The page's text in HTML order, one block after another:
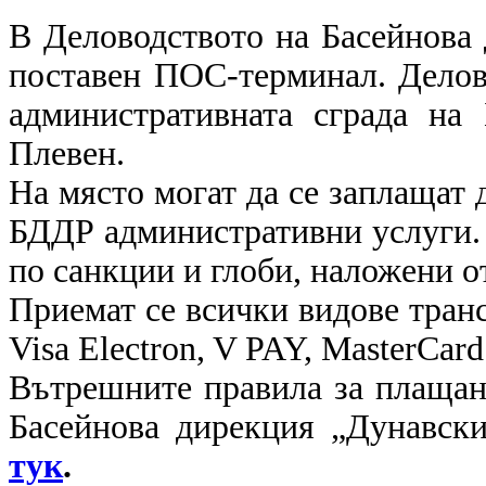
В Деловодството на
поставен ПОС-терминал.
административната сграда
Плевен.
На място могат да се заплащат
БДДР административни
по санкции и глоби, наложени
Приемат се всички видове
Visa Electron, V PAY,
Вътрешните правила за
Басейнова дирекция
тук.